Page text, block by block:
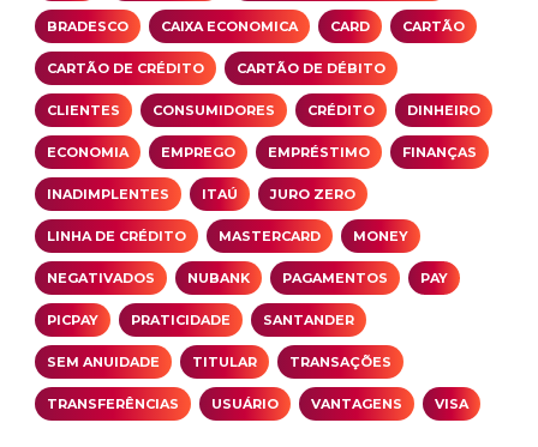
BRADESCO CAIXA ECONOMICA CARD CARTÃO
CARTÃO DE CRÉDITO CARTÃO DE DÉBITO
CLIENTES CONSUMIDORES CRÉDITO DINHEIRO
ECONOMIA EMPREGO EMPRÉSTIMO FINANÇAS
INADIMPLENTES ITAÚ JURO ZERO
LINHA DE CRÉDITO MASTERCARD MONEY
NEGATIVADOS NUBANK PAGAMENTOS PAY
PICPAY PRATICIDADE SANTANDER
SEM ANUIDADE TITULAR TRANSAÇÕES
TRANSFERÊNCIAS USUÁRIO VANTAGENS VISA